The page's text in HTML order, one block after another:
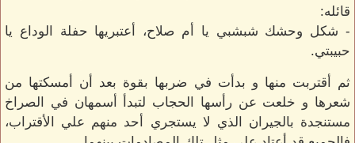
قائله:
- شكل وحشك شبشبي يا أم صلاح، أعتبريها حفلة الوداع يا
حبيبتي.
ثم أقتربت منها و بدأت في ضربها بقوة بعد أن أمسكتها من
شعرها و خلعت عن رأسها الحجاب لتبدأ أسمهان في الصراخ
مستنجدة بالجيران الذي لا يستجري أحد منهم علي الأقتراب،